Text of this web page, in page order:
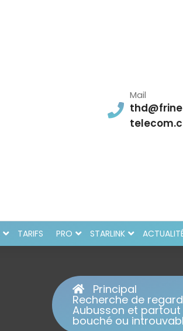
Mail
TARIFS PRO STARLINK
Principal
Recherche de
Aubusson et
bouché ou